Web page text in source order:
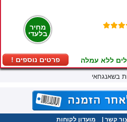
מחיר
בלעדי
! פרטים נוספים ללא עמלה
בשאנגחאי
קשר מועדון לקוחות